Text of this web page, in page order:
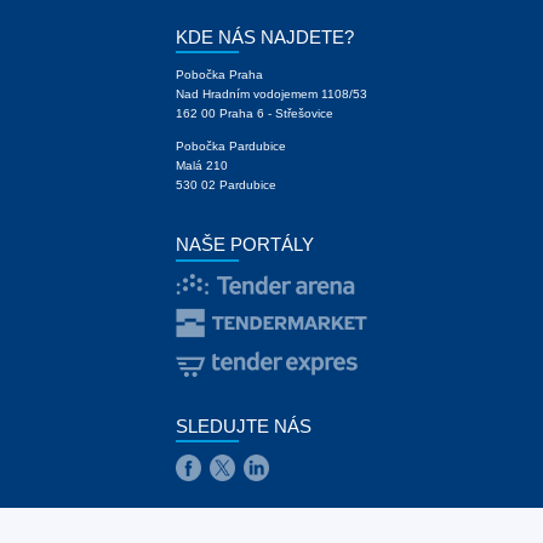
KDE NÁS NAJDETE?
Pobočka Praha
Nad Hradním vodojemem 1108/53
162 00 Praha 6 - Střešovice
Pobočka Pardubice
Malá 210
530 02 Pardubice
NAŠE PORTÁLY
SLEDUJTE NÁS